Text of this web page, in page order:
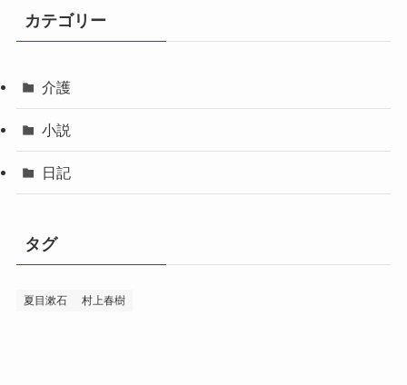
カテゴリー
介護
小説
日記
タグ
夏目漱石 村上春樹